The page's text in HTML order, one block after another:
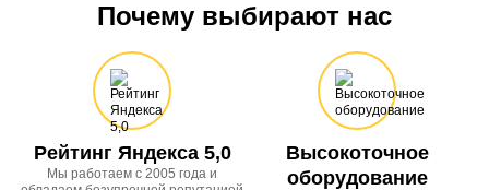
Почему выбирают нас
Рейтинг Яндекса 5,0
Мы работаем с 2005 года и
Высокоточное
оборудование